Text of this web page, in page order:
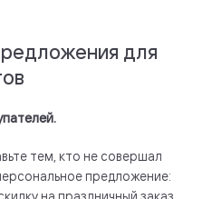
для
тем, кто не совершал
предложение: